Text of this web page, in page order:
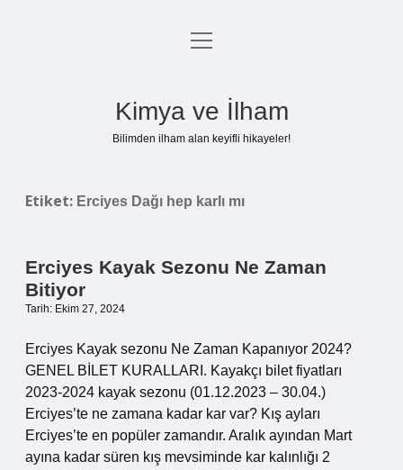
Anasayfa
menüyü
Kimya ve İlham
Bilimden ilham alan keyifli hikayeler!
Etiket: Erciyes Dağı hep karlı mı
Erciyes Kayak Sezonu Ne Zaman
Bitiyor
Tarih: Ekim 27, 2024
Erciyes Kayak sezonu Ne Zaman Kapanıyor 2024?
GENEL BİLET KURALLARI. Kayakçı bilet fiyatları
2023-2024 kayak sezonu (01.12.2023 – 30.04.)
Erciyes’te ne zamana kadar kar var? Kış ayları
Erciyes’te en popüler zamandır. Aralık ayından Mart
ayına kadar süren kış mevsiminde kar kalınlığı 2